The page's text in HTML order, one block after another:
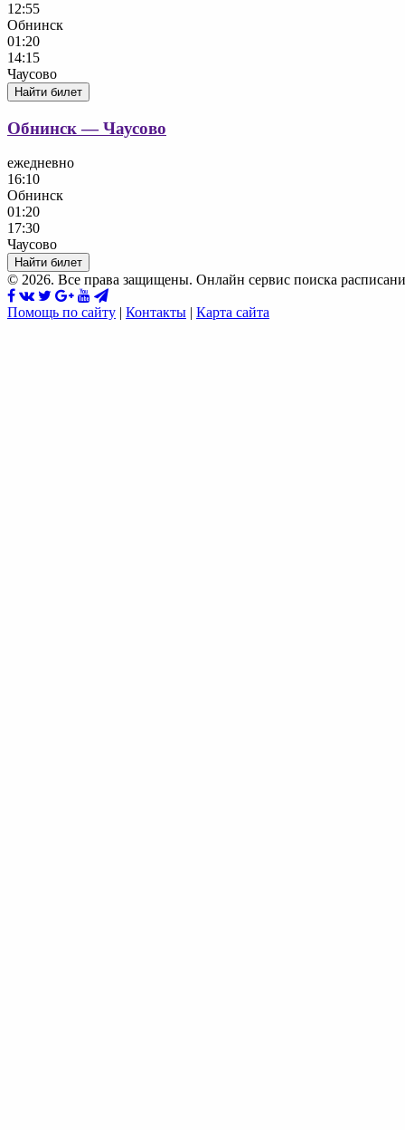
12:55
Обнинск
01:20
14:15
Чаусово
Найти билет
Обнинск — Чаусово
ежедневно
16:10
Обнинск
01:20
17:30
Чаусово
Найти билет
© 2026. Все права защищены. Онлайн сервис поиска
Помощь по сайту | Контакты | Карта сайта